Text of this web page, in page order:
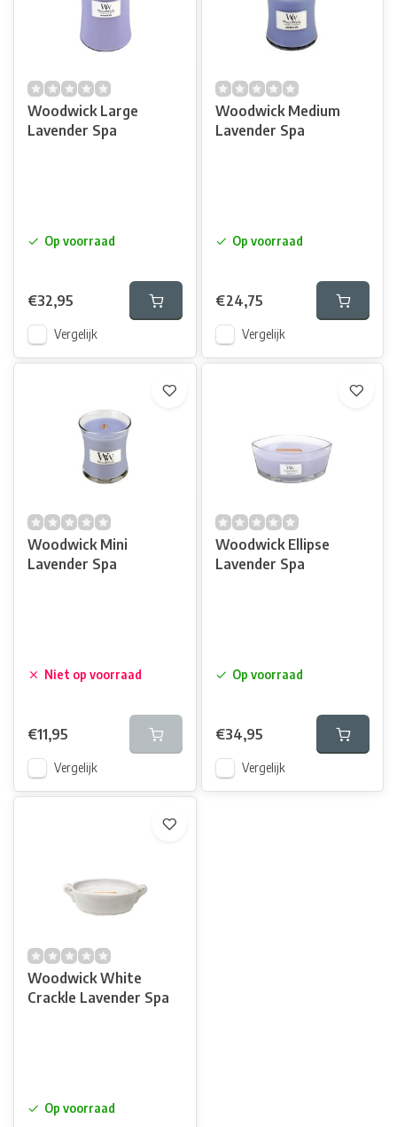
Woodwick Large
Lavender Spa
Op voorraad
€32,95
Vergelijk
Woodwick Medium
Lavender Spa
Op voorraad
€24,75
Vergelijk
Woodwick Mini
Lavender Spa
Niet op voorraad
€11,95
Vergelijk
Woodwick Ellipse
Lavender Spa
Op voorraad
€34,95
Vergelijk
Woodwick White
Crackle Lavender Spa
Op voorraad